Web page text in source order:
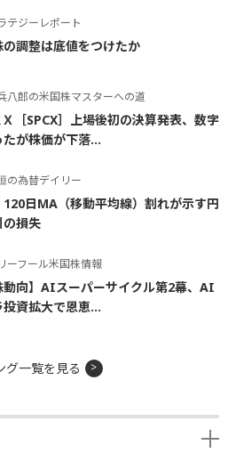
テジーレポート
調整は底値をつけたか
八郎の米国株マスターへの道
［SPCX］上場後初の決算発表、数字
たが株価が下落...
の為替デイリー
120日MA（移動平均線）割れが示す円
の損失
ーフール米国株情報
動向】AIスーパーサイクル第2幕、AI
投資拡大で恩恵...
グ一覧を見る